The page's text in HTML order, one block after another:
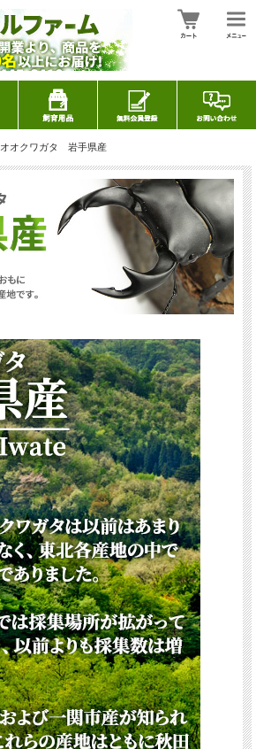
オオクワガタ 岩手県産